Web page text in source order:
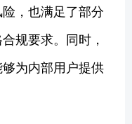
，也满足了部分
规要求。同时，
为内部用户提供